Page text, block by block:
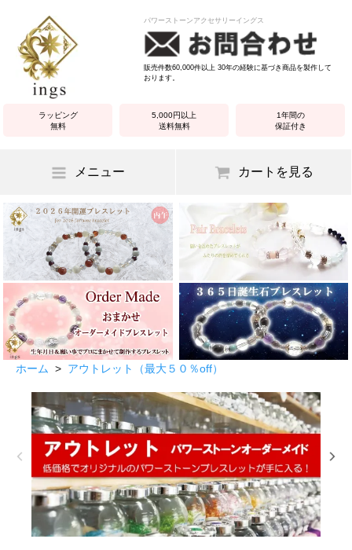
パワーストーンアクセサリーイングス
販売件数60,000件以上 30年の経験に基づき商品を製作して
おります。
ラッピング
無料
5,000円以上
送料無料
1年間の
保証付き
メニュー カートを見る
ホーム > アウトレット（最大５０％off）